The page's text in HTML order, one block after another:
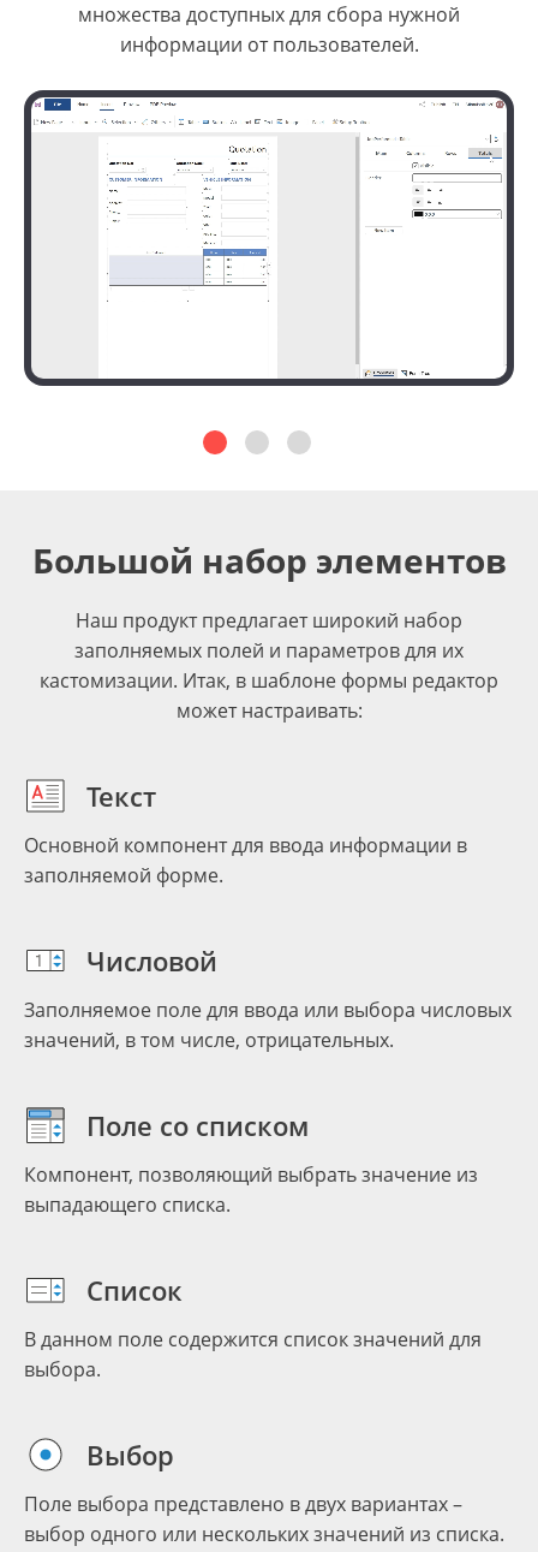
множества доступных для сбора нужной
информации от пользователей.
Большой набор элементов
Наш продукт предлагает широкий набор
заполняемых полей и параметров для их
кастомизации. Итак, в шаблоне формы редактор
может настраивать:
Текст
Основной компонент для ввода информации в
заполняемой форме.
Числовой
Заполняемое поле для ввода или выбора числовых
значений, в том числе, отрицательных.
Поле со списком
Компонент, позволяющий выбрать значение из
выпадающего списка.
Список
В данном поле содержится список значений для
выбора.
Выбор
Поле выбора представлено в двух вариантах –
выбор одного или нескольких значений из списка.